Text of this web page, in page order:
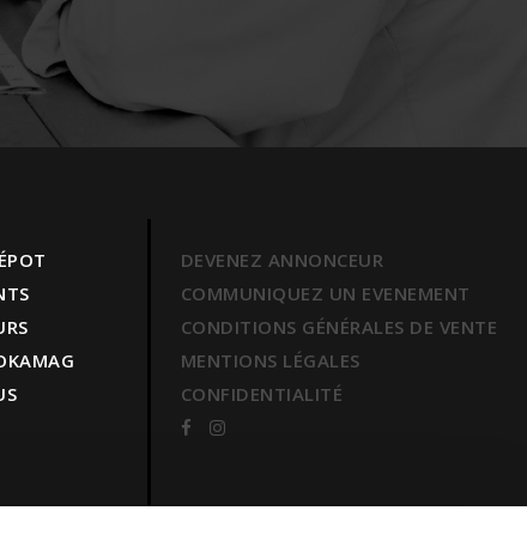
DEVENEZ ANNONCEUR
COMMUNIQUEZ UN EVENEMENT
CONDITIONS GÉNÉRALES DE VENTE
MENTIONS LÉGALES
CONFIDENTIALITÉ